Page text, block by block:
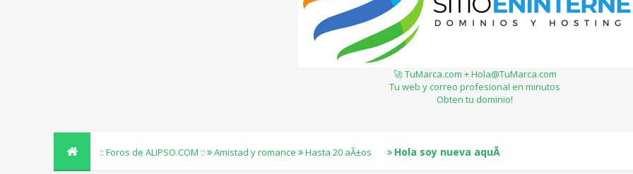
🚀 TuMarca.com + Hola@TuMarca.com
Tu web y correo profesional en minutos
Obten tu dominio!
:: Foros de ALIPSO.COM :: Amistad y romance Hasta 20 aÃ±os Hola soy nueva aquÃ­